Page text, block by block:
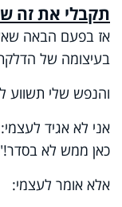
תקבלי את זה
אז בפעם הבאה
בעיצומה של
והנפש שלי תשווע
אני לא אגיד
כאן ממש לא
אלא אומר לעצמי: